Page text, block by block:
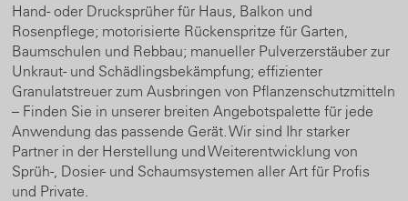
Hand- oder Drucksprüher für Haus, Balkon und
Rosenpflege; motorisierte Rückenspritze für Garten,
Baumschulen und Rebbau; manueller Pulverzerstäuber zur
Unkraut- und Schädlingsbekämpfung; effizienter
Granulatstreuer zum Ausbringen von Pflanzenschutzmitteln
– Finden Sie in unserer breiten Angebotspalette für jede
Anwendung das passende Gerät. Wir sind Ihr starker
Partner in der Herstellung und Weiterentwicklung von
Sprüh-, Dosier- und Schaumsystemen aller Art für Profis
und Private.